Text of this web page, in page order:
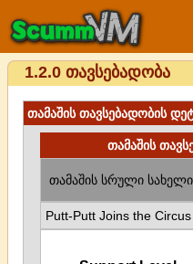
1.2.0 თავსებადობა
თამაშის თავსებადობის
თამაშის
თამაშის სრული სახელი
Putt-Putt Joins the Circus